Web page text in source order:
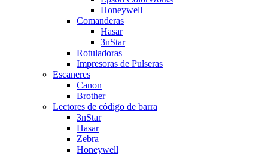
Honeywell
Comanderas
Hasar
3nStar
Rotuladoras
Impresoras de Pulseras
Escaneres
Canon
Brother
Lectores de código de barra
3nStar
Hasar
Zebra
Honeywell